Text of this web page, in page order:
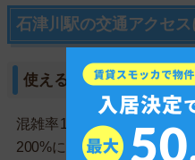
石津川駅の交通アクセス
使える路線と主要区間の
混雑率100%はすべての席
200%になると圧迫感があ